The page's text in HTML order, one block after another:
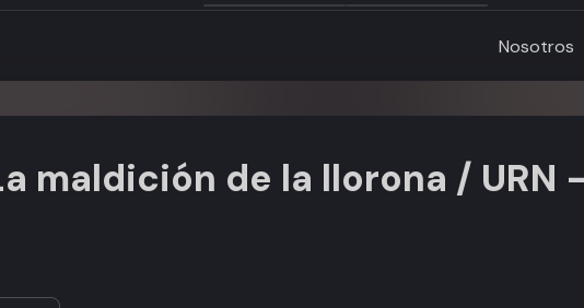
Nosotros
maldición de la llorona / URN